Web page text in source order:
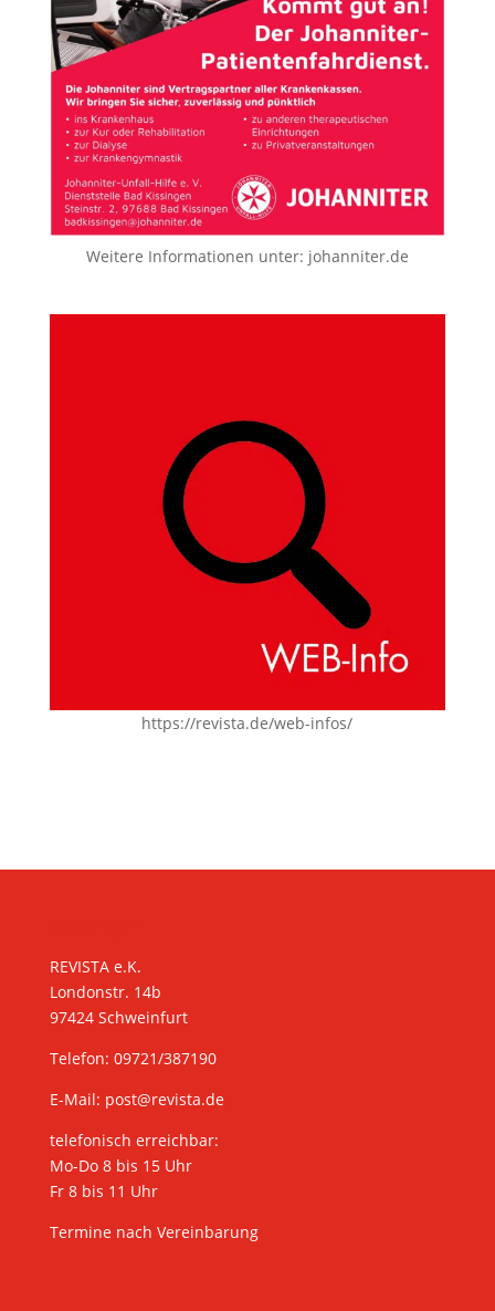
Weitere Informationen unter: johanniter.de
https://revista.de/web-infos/
REVISTA e.K.
Londonstr. 14b
97424 Schweinfurt
Telefon: 09721/387190
E-Mail: post@revista.de
telefonisch erreichbar:
Mo-Do 8 bis 15 Uhr
Fr 8 bis 11 Uhr
Termine nach Vereinbarung